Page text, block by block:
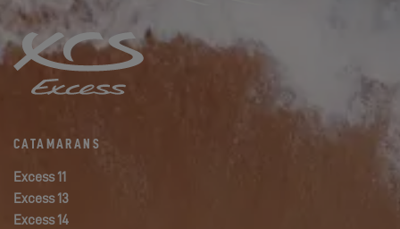
CATAMARANS
Excess 11
Excess 13
Excess 14